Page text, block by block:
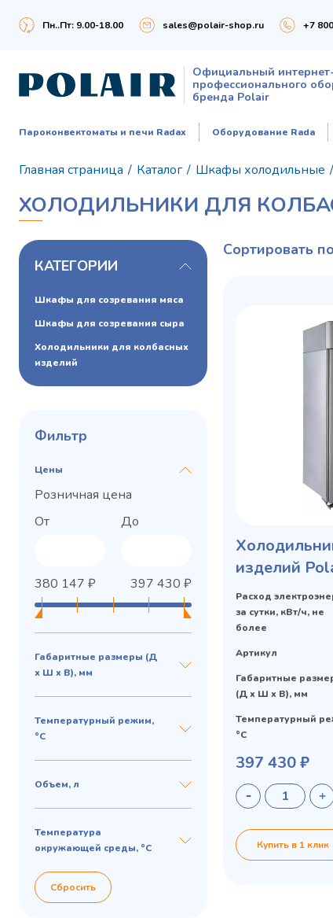
Пн..Пт: 9.00-18.00 sales@polair-shop.ru +7
Официальный
профессионального
бренда Polair
Пароконвектоматы и печи Radax Оборудование Rada
Главная страница / Каталог / Шкафы холодильные /
ХОЛОДИЛЬНИКИ ДЛЯ
КАТЕГОРИИ
Шкафы для созревания мяса
Шкафы для созревания сыра
Холодильники для колбасных
изделий
Фильтр
Цены
Розничная цена
От
До
380 147 ₽ 397 430 ₽
Габаритные размеры (Д
х Ш х В), мм
Температурный режим,
°C
Объем, л
Температура
окружающей среды, °С
Сбросить
Сортировать
изделий
Расход
за сутки, кВт/ч, не
более
Артикул
Габаритные
(Д х Ш х В), мм
Температурный
°C
397 430 ₽
Купить в 1 клик